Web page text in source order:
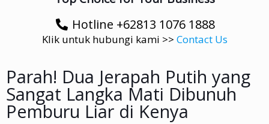
Hotline +62813 1076 1888
Klik untuk hubungi kami >> Contact Us
Parah! Dua Jerapah Putih yang
Sangat Langka Mati Dibunuh
Pemburu Liar di Kenya